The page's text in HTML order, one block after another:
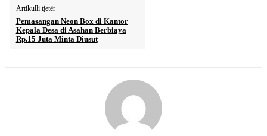
Artikulli tjetër
Pemasangan Neon Box di Kantor
Kepala Desa di Asahan Berbiaya
Rp.15 Juta Minta Diusut